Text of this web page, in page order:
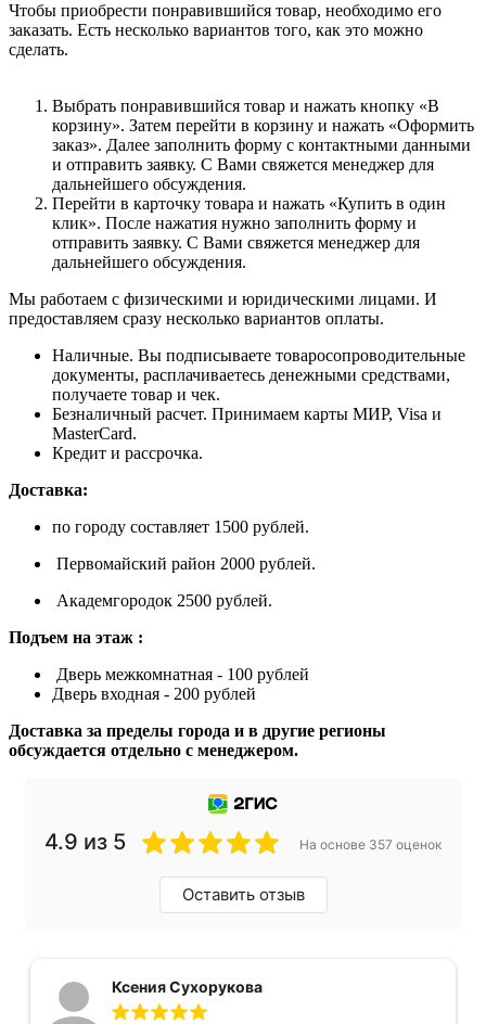
Чтобы приобрести понравившийся товар, необходимо его
заказать. Есть несколько вариантов того, как это можно
сделать.
Выбрать понравившийся товар и нажать кнопку «В
корзину». Затем перейти в корзину и нажать «Оформить
заказ». Далее заполнить форму с контактными данными
и отправить заявку. С Вами свяжется менеджер для
дальнейшего обсуждения.
Перейти в карточку товара и нажать «Купить в один
клик». После нажатия нужно заполнить форму и
отправить заявку. С Вами свяжется менеджер для
дальнейшего обсуждения.
Мы работаем с физическими и юридическими лицами. И
предоставляем сразу несколько вариантов оплаты.
Наличные. Вы подписываете товаросопроводительные
документы, расплачиваетесь денежными средствами,
получаете товар и чек.
Безналичный расчет. Принимаем карты МИР, Visa и
MasterCard.
Кредит и рассрочка.
Доставка:
по городу составляет 1500 рублей.
Первомайский район 2000 рублей.
Академгородок 2500 рублей.
Подъем на этаж :
Дверь межкомнатная - 100 рублей
Дверь входная - 200 рублей
Доставка за пределы города и в другие регионы
обсуждается отдельно с менеджером.
4.9 из 5 На основе 357 оценок
Оставить отзыв
Ксения Сухорукова